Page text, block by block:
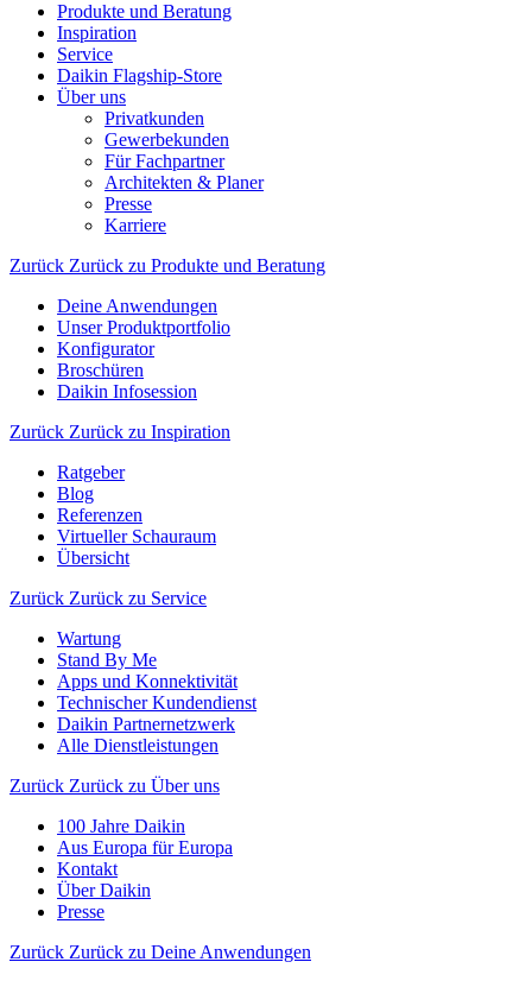
Produkte und Beratung
Inspiration
Service
Daikin Flagship-Store
Über uns
Privatkunden
Gewerbekunden
Für Fachpartner
Architekten & Planer
Presse
Karriere
Zurück Zurück zu Produkte und Beratung
Deine Anwendungen
Unser Produktportfolio
Konfigurator
Broschüren
Daikin Infosession
Zurück Zurück zu Inspiration
Ratgeber
Blog
Referenzen
Virtueller Schauraum
Übersicht
Zurück Zurück zu Service
Wartung
Stand By Me
Apps und Konnektivität
Technischer Kundendienst
Daikin Partnernetzwerk
Alle Dienstleistungen
Zurück Zurück zu Über uns
100 Jahre Daikin
Aus Europa für Europa
Kontakt
Über Daikin
Presse
Zurück Zurück zu Deine Anwendungen